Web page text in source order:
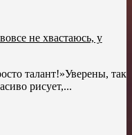
не хвастаюсь, у
талант!»Уверены, так
рисует,...